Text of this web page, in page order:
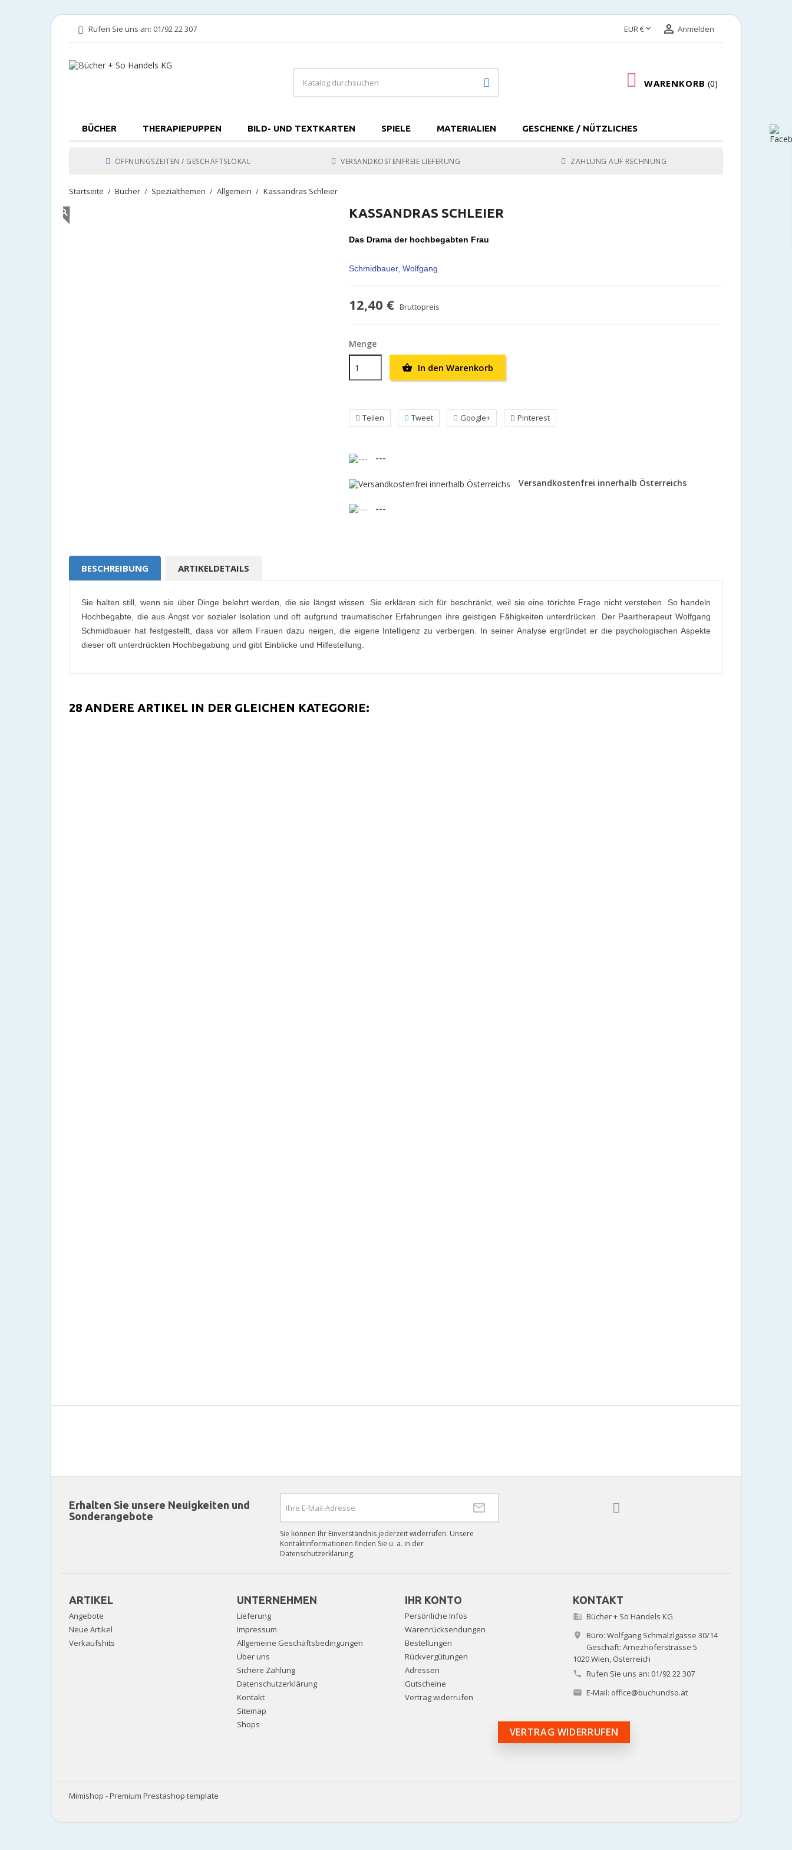
Rufen Sie uns an: 01/92 22 307 EUR €  Anmelden
WARENKORB 0
BÜCHER THERAPIEPUPPEN BILD- UND TEXTKARTEN SPIELE MATERIALIEN GESCHENKE / NÜTZLICHES
ÖFFNUNGSZEITEN / GESCHÄFTSLOKAL VERSANDKOSTENFREIE LIEFERUNG ZAHLUNG AUF RECHNUNG
Startseite Bücher Spezialthemen Allgemein Kassandras Schleier
KASSANDRAS SCHLEIER
Das Drama der hochbegabten Frau
Schmidbauer, Wolfgang
12,40 € Bruttopreis
Menge
 In den Warenkorb
Teilen Tweet Google+ Pinterest
---
Versandkostenfrei innerhalb Österreichs
---
BESCHREIBUNG ARTIKELDETAILS
Sie halten still, wenn sie über Dinge belehrt werden, die sie längst wissen. Sie erklären sich für beschränkt, weil sie eine törichte Frage nicht verstehen. So handeln
Hochbegabte, die aus Angst vor sozialer Isolation und oft aufgrund traumatischer Erfahrungen ihre geistigen Fähigkeiten unterdrücken. Der Paartherapeut Wolfgang
Schmidbauer hat festgestellt, dass vor allem Frauen dazu neigen, die eigene Intelligenz zu verbergen. In seiner Analyse ergründet er die psychologischen Aspekte
dieser oft unterdrückten Hochbegabung und gibt Einblicke und Hilfestellung.
28 ANDERE ARTIKEL IN DER GLEICHEN KATEGORIE:
Erhalten Sie unsere Neuigkeiten und
Sonderangebote
Sie können Ihr Einverständnis jederzeit widerrufen. Unsere
Kontaktinformationen finden Sie u. a. in der
Datenschutzerklärung.
ARTIKEL
Angebote
Neue Artikel
Verkaufshits
UNTERNEHMEN
Lieferung
Impressum
Allgemeine Geschäftsbedingungen
Über uns
Sichere Zahlung
Datenschutzerklärung
Kontakt
Sitemap
Shops
IHR KONTO
Persönliche Infos
Warenrücksendungen
Bestellungen
Rückvergütungen
Adressen
Gutscheine
Vertrag widerrufen
KONTAKT
 Bücher + So Handels KG

Büro: Wolfgang Schmälzlgasse 30/14
Geschäft: Arnezhoferstrasse 5
1020 Wien, Österreich
 Rufen Sie uns an: 01/92 22 307
 E-Mail: office@buchundso.at
VERTRAG WIDERRUFEN
Mimishop - Premium Prestashop template